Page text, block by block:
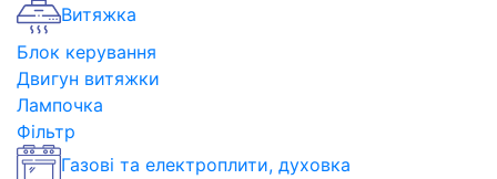
Витяжка
Блок керування
Двигун витяжки
Лампочка
Фільтр
Газові та електроплити, духовка